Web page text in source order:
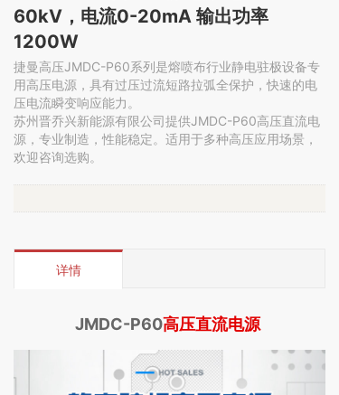
60kV，电流0-20mA 输出功率
1200W
捷曼高压JMDC-P60系列是熔喷布行业静电驻极设备专
用高压电源，具有过压过流短路拉弧全保护，快速的电
压电流瞬变响应能力。
苏州晋乔兴新能源有限公司提供JMDC-P60高压直流电
源，专业制造，性能稳定。适用于多种高压应用场景，
欢迎咨询选购。
详情
JMDC-P60高压直流电源